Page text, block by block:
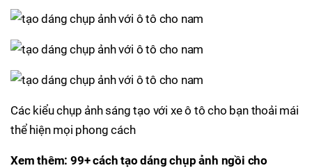
Các kiểu chụp ảnh sáng tạo với xe ô tô cho bạn thoải mái
thể hiện mọi phong cách
Xem thêm: 99+ cách tạo dáng chụp ảnh ngồi cho